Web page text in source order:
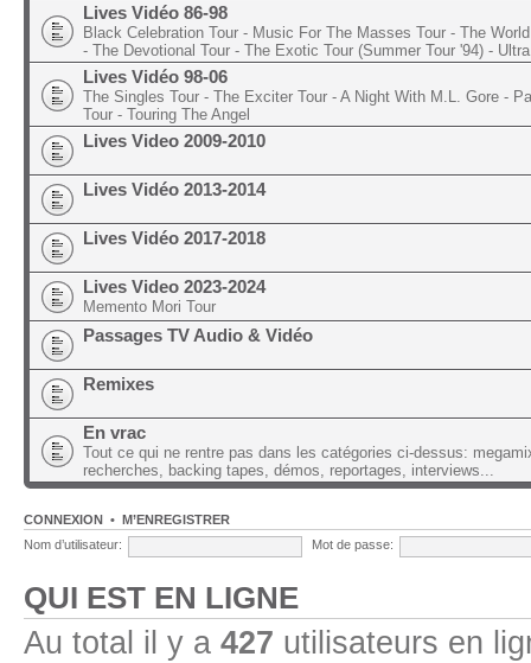
Lives Vidéo 86-98
Black Celebration Tour - Music For The Masses Tour - The
- The Devotional Tour - The Exotic Tour (Summer Tour '94) -
Lives Vidéo 98-06
The Singles Tour - The Exciter Tour - A Night With M.L. Gore -
Tour - Touring The Angel
Lives Video 2009-2010
Lives Vidéo 2013-2014
Lives Vidéo 2017-2018
Lives Video 2023-2024
Memento Mori Tour
Passages TV Audio & Vidéo
Remixes
En vrac
Tout ce qui ne rentre pas dans les catégories ci-dessus:
recherches, backing tapes, démos, reportages, interviews...
CONNEXION • M’ENREGISTRER
Nom d’utilisateur:
Mot de passe:
QUI EST EN LIGNE
Au total il y a 427 utilisateurs en